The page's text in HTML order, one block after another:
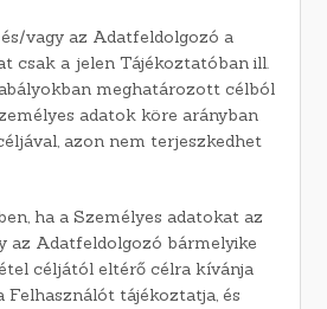
vagy az Adatfeldolgozó a
csak a jelen Tájékoztatóban ill.
meghatározott célból
adatok köre arányban
azon nem terjeszkedhet
ha a Személyes adatokat az
az Adatfeldolgozó bármelyike
céljától eltérő célra kívánja
Felhasználót tájékoztatja, és